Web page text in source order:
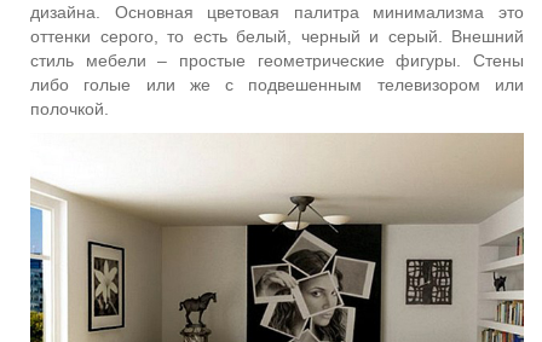
дизайна. Основная цветовая палитра минимализма это
оттенки серого, то есть белый, черный и серый. Внешний
стиль мебели – простые геометрические фигуры. Стены
либо голые или же с подвешенным телевизором или
полочкой.